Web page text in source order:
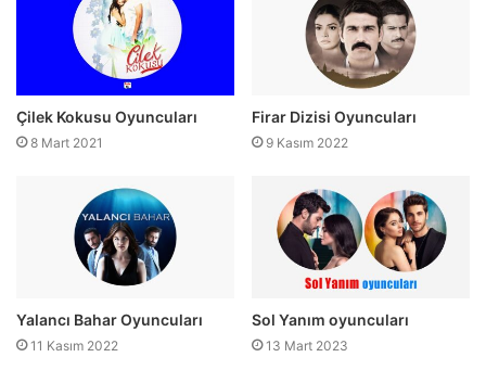
Çilek Kokusu Oyuncuları
8 Mart 2021
Firar Dizisi Oyuncuları
9 Kasım 2022
Yalancı Bahar Oyuncuları
11 Kasım 2022
Sol Yanım oyuncuları
13 Mart 2023